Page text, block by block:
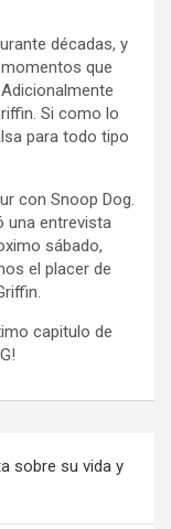
décadas, y
que
Si como lo
para todo tipo
con Snoop Dog.
una entrevista
sábado,
el placer de
capitulo de
sobre su vida y